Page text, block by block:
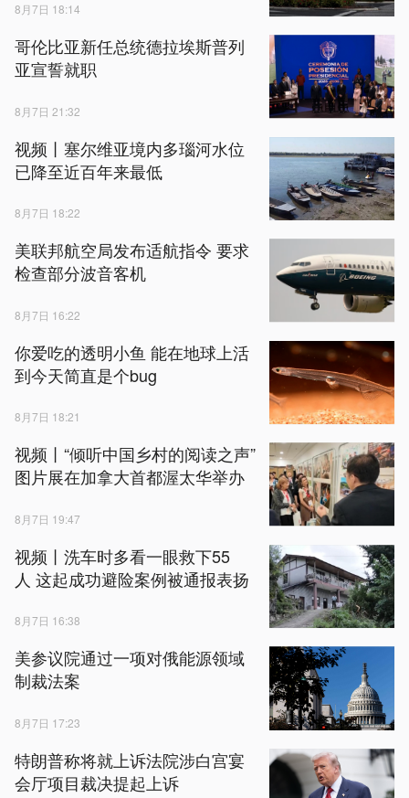
8月7日 18:14
哥伦比亚新任总统德拉埃斯普列
亚宣誓就职
8月7日 21:32
视频丨塞尔维亚境内多瑙河水位
已降至近百年来最低
8月7日 18:22
美联邦航空局发布适航指令 要求
检查部分波音客机
8月7日 16:22
你爱吃的透明小鱼 能在地球上活
到今天简直是个bug
8月7日 18:21
视频丨“倾听中国乡村的阅读之声”
图片展在加拿大首都渥太华举办
8月7日 19:47
视频丨洗车时多看一眼救下55
人 这起成功避险案例被通报表扬
8月7日 16:38
美参议院通过一项对俄能源领域
制裁法案
8月7日 17:23
特朗普称将就上诉法院涉白宫宴
会厅项目裁决提起上诉